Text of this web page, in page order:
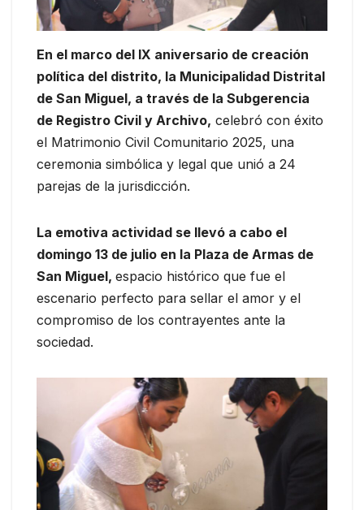
En el marco del IX aniversario de creación
política del distrito, la Municipalidad Distrital
de San Miguel, a través de la Subgerencia
de Registro Civil y Archivo, celebró con éxito
el Matrimonio Civil Comunitario 2025, una
ceremonia simbólica y legal que unió a 24
parejas de la jurisdicción.
La emotiva actividad se llevó a cabo el
domingo 13 de julio en la Plaza de Armas de
San Miguel, espacio histórico que fue el
escenario perfecto para sellar el amor y el
compromiso de los contrayentes ante la
sociedad.